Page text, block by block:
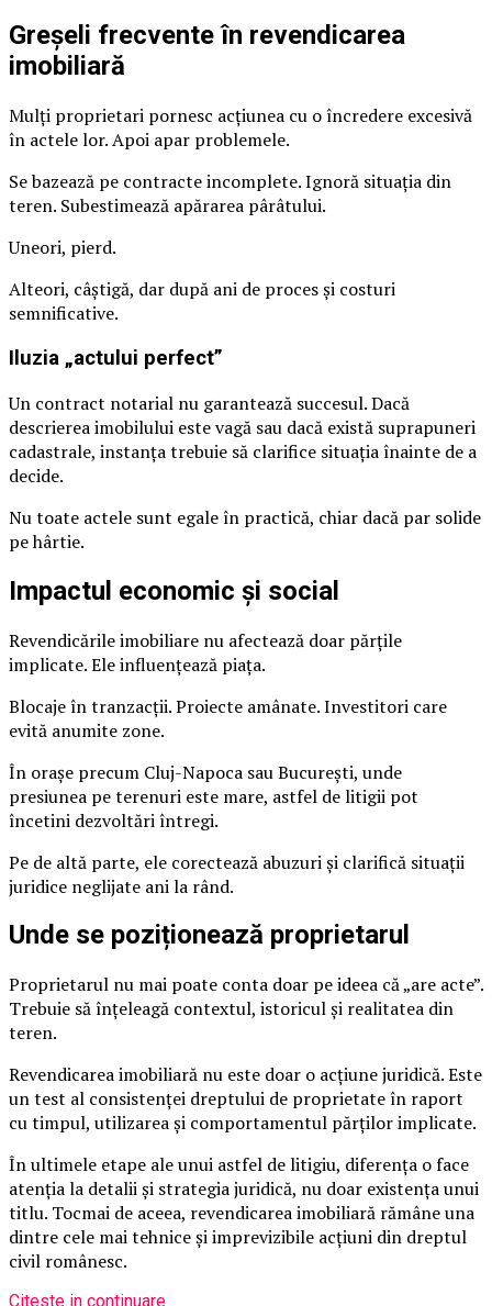
Greșeli frecvente în revendicarea
imobiliară
Mulți proprietari pornesc acțiunea cu o încredere excesivă
în actele lor. Apoi apar problemele.
Se bazează pe contracte incomplete. Ignoră situația din
teren. Subestimează apărarea pârâtului.
Uneori, pierd.
Alteori, câștigă, dar după ani de proces și costuri
semnificative.
Iluzia „actului perfect”
Un contract notarial nu garantează succesul. Dacă
descrierea imobilului este vagă sau dacă există suprapuneri
cadastrale, instanța trebuie să clarifice situația înainte de a
decide.
Nu toate actele sunt egale în practică, chiar dacă par solide
pe hârtie.
Impactul economic și social
Revendicările imobiliare nu afectează doar părțile
implicate. Ele influențează piața.
Blocaje în tranzacții. Proiecte amânate. Investitori care
evită anumite zone.
În orașe precum Cluj-Napoca sau București, unde
presiunea pe terenuri este mare, astfel de litigii pot
încetini dezvoltări întregi.
Pe de altă parte, ele corectează abuzuri și clarifică situații
juridice neglijate ani la rând.
Unde se poziționează proprietarul
Proprietarul nu mai poate conta doar pe ideea că „are acte”.
Trebuie să înțeleagă contextul, istoricul și realitatea din
teren.
Revendicarea imobiliară nu este doar o acțiune juridică. Este
un test al consistenței dreptului de proprietate în raport
cu timpul, utilizarea și comportamentul părților implicate.
În ultimele etape ale unui astfel de litigiu, diferența o face
atenția la detalii și strategia juridică, nu doar existența unui
titlu. Tocmai de aceea, revendicarea imobiliară rămâne una
dintre cele mai tehnice și imprevizibile acțiuni din dreptul
civil românesc.
Citeste in continuare